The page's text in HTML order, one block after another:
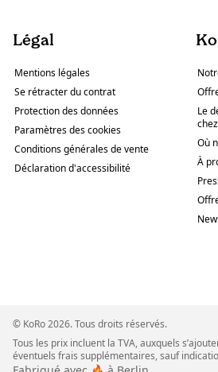
Légal
Mentions légales
Se rétracter du contrat
Protection des données
Paramètres des cookies
Conditions générales de vente
Déclaration d'accessibilité
Le
Où
À
© KoRo 2026. Tous droits réservés.
Tous les prix incluent la TVA, auxquels
éventuels frais supplémentaires, sauf